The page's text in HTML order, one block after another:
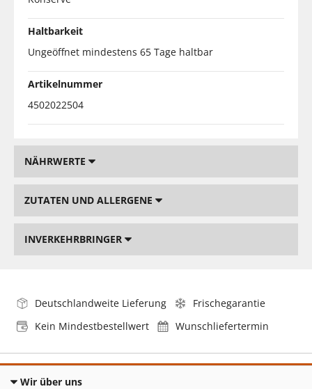
Haltbarkeit
Ungeöffnet mindestens 65 Tage haltbar
Artikelnummer
4502022504
NÄHRWERTE
ZUTATEN UND ALLERGENE
INVERKEHRBRINGER
Deutschlandweite Lieferung
Frischegarantie
Kein Mindestbestellwert
Wunschliefertermin
Wir über uns